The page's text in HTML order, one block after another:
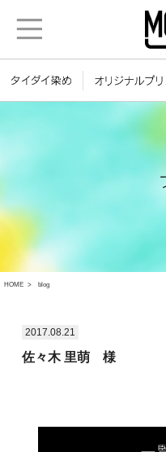
HOME blog
2017.08.21
佐々木 里萌 様